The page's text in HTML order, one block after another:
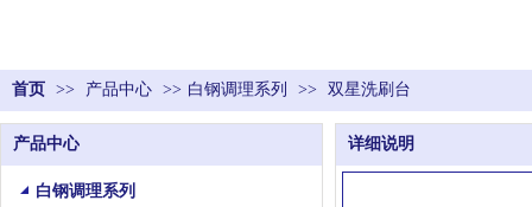
首页 >> 产品中心 >> 白钢调理系列 >> 双星洗刷台
产品中心
白钢调理系列
详细说明